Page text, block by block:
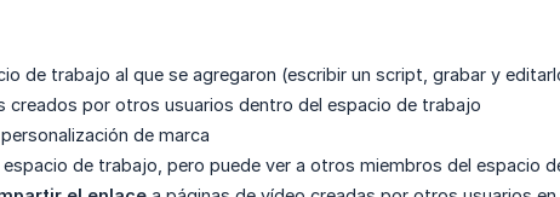
de trabajo al que se agregaron (escribir un script, grabar y
creados por otros usuarios dentro del espacio de trabajo
de marca
de trabajo, pero puede ver a otros miembros del espacio